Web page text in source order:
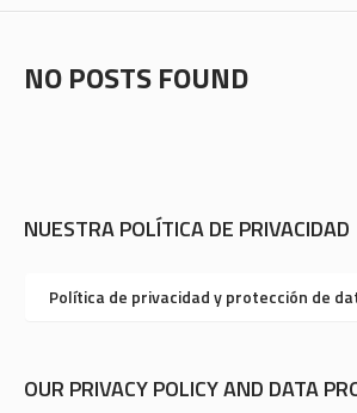
NO POSTS FOUND
NUESTRA POLÍTICA DE PRIVACIDAD
Política de privacidad y protección de
OUR PRIVACY POLICY AND DATA